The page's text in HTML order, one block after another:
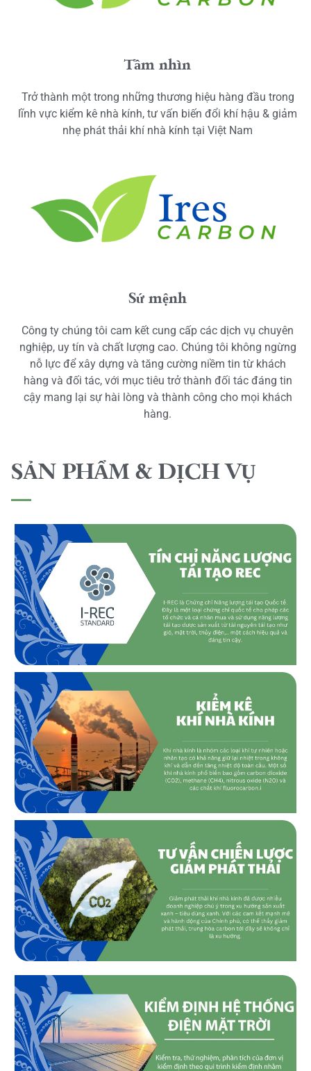
Tầm nhìn
Trở thành một trong những thương hiệu hàng đầu trong
lĩnh vực kiểm kê nhà kính, tư vấn biến đổi khí hậu & giảm
nhẹ phát thải khí nhà kính tại Việt Nam
Sứ mệnh
Công ty chúng tôi cam kết cung cấp các dịch vụ chuyên
nghiệp, uy tín và chất lượng cao. Chúng tôi không ngừng
nỗ lực để xây dựng và tăng cường niềm tin từ khách
hàng và đối tác, với mục tiêu trở thành đối tác đáng tin
cậy mang lại sự hài lòng và thành công cho mọi khách
hàng.
SẢN PHẨM & DỊCH VỤ